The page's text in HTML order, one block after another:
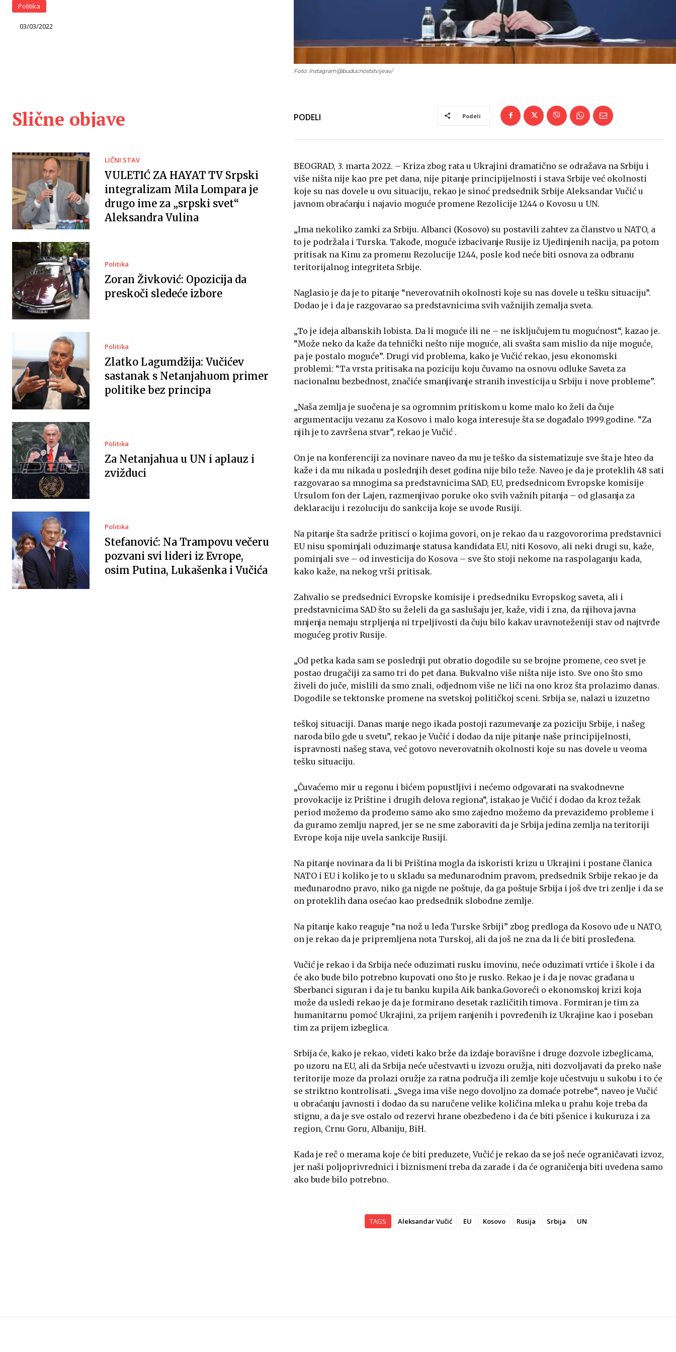
Politika
03/03/2022
Foto: Instagram@buducnoststvijeav/
Slične objave
LIČNI STAV
VULETIĆ ZA HAYAT TV Srpski
integralizam Mila Lompara je
drugo ime za „srpski svet“
Aleksandra Vulina
Politika
Zoran Živković: Opozicija da
preskoči sledeće izbore
Politika
Zlatko Lagumdžija: Vučićev
sastanak s Netanjahuom primer
politike bez principa
Politika
Za Netanjahua u UN i aplauz i
zvižduci
Politika
Stefanović: Na Trampovu večeru
pozvani svi lideri iz Evrope,
osim Putina, Lukašenka i Vučića
PODELI Podeli
BEOGRAD, 3. marta 2022. – Kriza zbog rata u Ukrajini dramatično se odražava na Srbiju i
više ništa nije kao pre pet dana, nije pitanje principijelnosti i stava Srbije već okolnosti
koje su nas dovele u ovu situaciju, rekao je sinoć predsednik Srbije Aleksandar Vučić u
javnom obraćanju i najavio moguće promene Rezolicije 1244 o Kovosu u UN.
„Ima nekoliko zamki za Srbiju. Albanci (Kosovo) su postavili zahtev za članstvo u NATO, a
to je podržala i Turska. Takođe, moguće izbacivanje Rusije iz Ujedinjenih nacija, pa potom
pritisak na Kinu za promenu Rezolucije 1244, posle kod neće biti osnova za odbranu
teritorijalnog integriteta Srbije.
Naglasio je da je to pitanje “neverovatnih okolnosti koje su nas dovele u tešku situaciju”.
Dodao je i da je razgovarao sa predstavnicima svih važnijih zemalja sveta.
„To je ideja albanskih lobista. Da li moguće ili ne – ne isključujem tu mogućnost“, kazao je.
“Može neko da kaže da tehnički nešto nije moguće, ali svašta sam mislio da nije moguće,
pa je postalo moguće”. Drugi vid problema, kako je Vučić rekao, jesu ekonomski
problemi: “Ta vrsta pritisaka na poziciju koju čuvamo na osnovu odluke Saveta za
nacionalnu bezbednost, značiće smanjivanje stranih investicija u Srbiju i nove probleme”.
„Naša zemlja je suočena je sa ogromnim pritiskom u kome malo ko želi da čuje
argumentaciju vezanu za Kosovo i malo koga interesuje šta se događalo 1999.godine. “Za
njih je to završena stvar”, rekao je Vučić .
On je na konferenciji za novinare naveo da mu je teško da sistematizuje sve šta je hteo da
kaže i da mu nikada u poslednjih deset godina nije bilo teže. Naveo je da je proteklih 48 sati
razgovarao sa mnogima sa predstavnicima SAD, EU, predsednicom Evropske komisije
Ursulom fon der Lajen, razmenjivao poruke oko svih važnih pitanja – od glasanja za
deklaraciju i rezoluciju do sankcija koje se uvode Rusiji.
Na pitanje šta sadrže pritisci o kojima govori, on je rekao da u razgovororima predstavnici
EU nisu spominjali oduzimanje statusa kandidata EU, niti Kosovo, ali neki drugi su, kaže,
pominjali sve – od investicija do Kosova – sve što stoji nekome na raspolaganju kada,
kako kaže, na nekog vrši pritisak.
Zahvalio se predsednici Evropske komisije i predsedniku Evropskog saveta, ali i
predstavnicima SAD što su želeli da ga saslušaju jer, kaže, vidi i zna, da njihova javna
mnjenja nemaju strpljenja ni trpeljivosti da čuju bilo kakav uravnoteženiji stav od najtvrđe
mogućeg protiv Rusije.
„Od petka kada sam se poslednji put obratio dogodile su se brojne promene, ceo svet je
postao drugačiji za samo tri do pet dana. Bukvalno više ništa nije isto. Sve ono što smo
živeli do juče, mislili da smo znali, odjednom više ne liči na ono kroz šta prolazimo danas.
Dogodile se tektonske promene na svetskoj političkoj sceni. Srbija se, nalazi u izuzetno
teškoj situaciji. Danas manje nego ikada postoji razumevanje za poziciju Srbije, i našeg
naroda bilo gde u svetu”, rekao je Vučić i dodao da nije pitanje naše principijelnosti,
ispravnosti našeg stava, već gotovo neverovatnih okolnosti koje su nas dovele u veoma
tešku situaciju.
„Čuvaćemo mir u regonu i bićem popustljivi i nećemo odgovarati na svakodnevne
provokacije iz Prištine i drugih delova regiona“, istakao je Vučić i dodao da kroz težak
period možemo da prođemo samo ako smo zajedno možemo da prevaziđemo probleme i
da guramo zemlju napred, jer se ne sme zaboraviti da je Srbija jedina zemlja na teritoriji
Evrope koja nije uvela sankcije Rusiji.
Na pitanje novinara da li bi Priština mogla da iskoristi krizu u Ukrajini i postane članica
NATO i EU i koliko je to u skladu sa međunarodnim pravom, predsednik Srbije rekao je da
međunarodno pravo, niko ga nigde ne poštuje, da ga poštuje Srbija i još dve tri zenlje i da se
on proteklih dana osećao kao predsednik slobodne zemlje.
Na pitanje kako reaguje “na nož u leđa Turske Srbiji” zbog predloga da Kosovo uđe u NATO,
on je rekao da je pripremljena nota Turskoj, ali da još ne zna da li će biti prosleđena.
Vučić je rekao i da Srbija neće oduzimati rusku imovinu, neće oduzimati vrtiće i škole i da
će ako bude bilo potrebno kupovati ono što je rusko. Rekao je i da je novac građana u
Sberbanci siguran i da je tu banku kupila Aik banka.Govoreći o ekonomskoj krizi koja
može da usledi rekao je da je formirano desetak različitih timova . Formiran je tim za
humanitarnu pomoć Ukrajini, za prijem ranjenih i povređenih iz Ukrajine kao i poseban
tim za prijem izbeglica.
Srbija će, kako je rekao, videti kako brže da izdaje boravišne i druge dozvole izbeglicama,
po uzoru na EU, ali da Srbija neće učestvavti u izvozu oružja, niti dozvoljavati da preko naše
teritorije moze da prolazi oružje za ratna područja ili zemlje koje učestvuju u sukobu i to će
se striktno kontrolisati. „Svega ima više nego dovoljno za domaće potrebe“, naveo je Vučić
u obraćanju javnosti i dodao da su naručene velike količina mleka u prahu koje treba da
stignu, a da je sve ostalo od rezervi hrane obezbeđeno i da će biti pšenice i kukuruza i za
region, Crnu Goru, Albaniju, BiH.
Kada je reč o merama koje će biti preduzete, Vučić je rekao da se još neće ograničavati izvoz,
jer naši poljoprivrednici i biznismeni treba da zarade i da će ograničenja biti uvedena samo
ako bude bilo potrebno.
TAGS Aleksandar Vučić EU Kosovo Rusija Srbija UN